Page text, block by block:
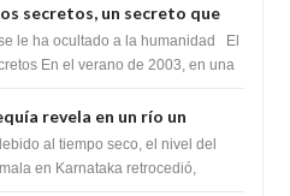
secretos, un secreto que
completo el destino de la
le ha ocultado a la humanidad El
En el verano de 2003, en una
revela en un río un
de miles de Shiva
al tiempo seco, el nivel del
en Karnataka retrocedió,